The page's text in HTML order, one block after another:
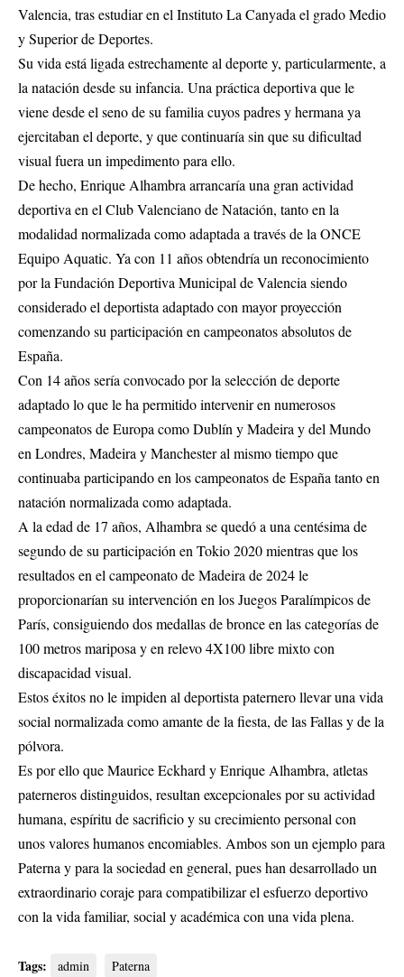
Valencia, tras estudiar en el Instituto La Canyada el grado Medio
y Superior de Deportes.
Su vida está ligada estrechamente al deporte y, particularmente, a
la natación desde su infancia. Una práctica deportiva que le
viene desde el seno de su familia cuyos padres y hermana ya
ejercitaban el deporte, y que continuaría sin que su dificultad
visual fuera un impedimento para ello.
De hecho, Enrique Alhambra arrancaría una gran actividad
deportiva en el Club Valenciano de Natación, tanto en la
modalidad normalizada como adaptada a través de la ONCE
Equipo Aquatic. Ya con 11 años obtendría un reconocimiento
por la Fundación Deportiva Municipal de Valencia siendo
considerado el deportista adaptado con mayor proyección
comenzando su participación en campeonatos absolutos de
España.
Con 14 años sería convocado por la selección de deporte
adaptado lo que le ha permitido intervenir en numerosos
campeonatos de Europa como Dublín y Madeira y del Mundo
en Londres, Madeira y Manchester al mismo tiempo que
continuaba participando en los campeonatos de España tanto en
natación normalizada como adaptada.
A la edad de 17 años, Alhambra se quedó a una centésima de
segundo de su participación en Tokio 2020 mientras que los
resultados en el campeonato de Madeira de 2024 le
proporcionarían su intervención en los Juegos Paralímpicos de
París, consiguiendo dos medallas de bronce en las categorías de
100 metros mariposa y en relevo 4X100 libre mixto con
discapacidad visual.
Estos éxitos no le impiden al deportista paternero llevar una vida
social normalizada como amante de la fiesta, de las Fallas y de la
pólvora.
Es por ello que Maurice Eckhard y Enrique Alhambra, atletas
paterneros distinguidos, resultan excepcionales por su actividad
humana, espíritu de sacrificio y su crecimiento personal con
unos valores humanos encomiables. Ambos son un ejemplo para
Paterna y para la sociedad en general, pues han desarrollado un
extraordinario coraje para compatibilizar el esfuerzo deportivo
con la vida familiar, social y académica con una vida plena.
Tags: admin Paterna